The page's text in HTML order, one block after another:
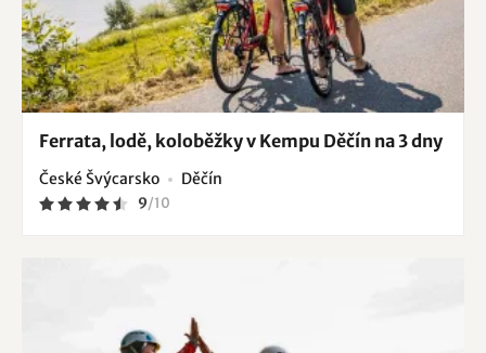
Ferrata, lodě, koloběžky v Kempu Děčín na 3 dny
České Švýcarsko Děčín
9/10